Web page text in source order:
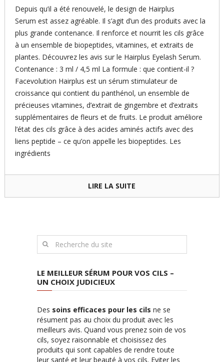
Depuis qu’il a été renouvelé, le design de Hairplus
Serum est assez agréable. Il s’agit d’un des produits avec la
plus grande contenance. Il renforce et nourrit les cils grâce
à un ensemble de biopeptides, vitamines, et extraits de
plantes. Découvrez les avis sur le Hairplus Eyelash Serum.
Contenance : 3 ml / 4,5 ml La formule : que contient-il ?
Facevolution Hairplus est un sérum stimulateur de
croissance qui contient du panthénol, un ensemble de
précieuses vitamines, d’extrait de gingembre et d’extraits
supplémentaires de fleurs et de fruits. Le produit améliore
l’état des cils grâce à des acides aminés actifs avec des
liens peptide – ce qu’on appelle les biopeptides. Les
ingrédients
LIRE LA SUITE
LE MEILLEUR SÉRUM POUR VOS CILS –
UN CHOIX JUDICIEUX
Des soins efficaces pour les cils ne se
résument pas au choix du produit avec les
meilleurs avis. Quand vous prenez soin de vos
cils, soyez raisonnable et choisissez des
produits qui sont capables de rendre toute
leur santé et leur beauté à vos cils. Eviter les